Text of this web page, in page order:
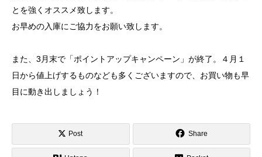
とを強くオススメ致します。
お早めの入庫にご協力をお願い致します。
また、3月末で「ポイントアップキャンペーン」が終了。４月１
日から値上げするものなども多くございますので、お買い物も早
目に動き出しましょう！
Post Share